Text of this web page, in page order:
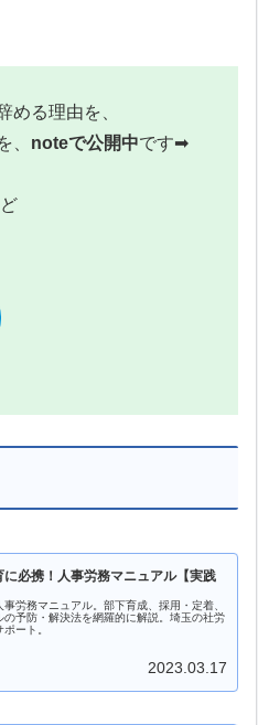
る理由を、
、 noteで公開中です➡
に必携！人事労務マニュアル【実践
事労務マニュアル。部下育成、採用・定着、
の予防・解決法を網羅的に解説。埼玉の社労
ート。
2023.03.17